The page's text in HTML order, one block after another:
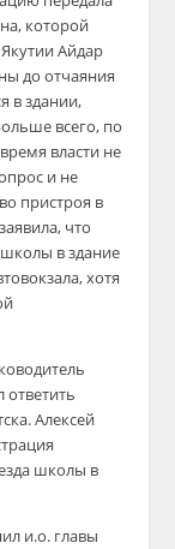
которой
Айдар
до отчаяния
в здании,
всего, по
власти не
и не
пристроя в
что
школы в здание
хотя
Алексей
школы в
и.о. главы